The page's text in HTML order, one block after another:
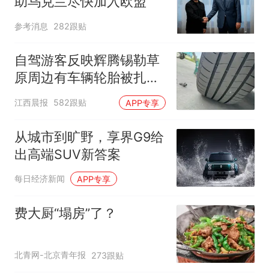
参考消息 282跟贴
自驾游客反映辉腾锡勒草
原周边有车辆轮胎被扎，
修理店铺换胎价格高达千
元，官方发布情况通报
江西晨报 582跟贴 APP专享
从城市到旷野，享界G9给
出高端SUV新答案
每日经济新闻 APP专享
费大厨“塌房”了？
北青网-北京青年报 273跟贴